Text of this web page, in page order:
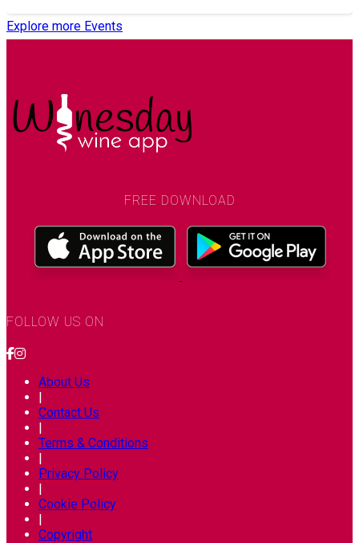
Explore more Events
FREE DOWNLOAD
FOLLOW US ON
About Us
|
Contact Us
|
Terms & Conditions
|
Privacy Policy
|
Cookie Policy
|
Copyright